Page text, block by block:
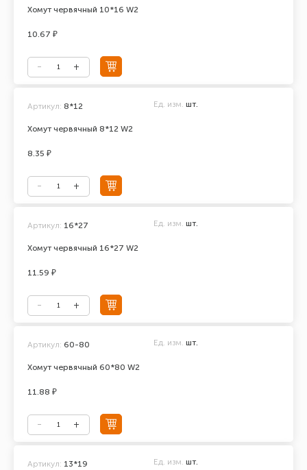
Хомут червячный 10*16 W2
10.67 ₽
Хомут червячный 8*12 W2
Артикул: 8*12 Ед. изм. шт.
8.35 ₽
Хомут червячный 16*27 W2
Артикул: 16*27 Ед. изм. шт.
11.59 ₽
Хомут червячный 60*80 W2
Артикул: 60-80 Ед. изм. шт.
11.88 ₽
Артикул: 13*19 Ед. изм. шт.